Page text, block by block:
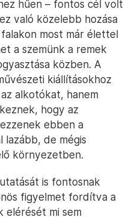
hűen – fontos cél volt
való közelebb hozása
most már élettel
a szemünk a remek
közben. A
kiállításokhoz
alkotókat, hanem
hogy az
ebben a
lazább, de mégis
környezetben.
is fontosnak
figyelmet fordítva a
elérését mi sem